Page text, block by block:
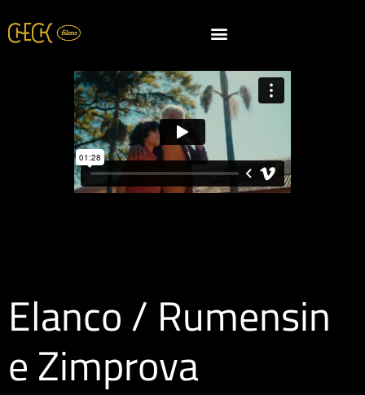
Elanco / Rumensin
e Zimprova